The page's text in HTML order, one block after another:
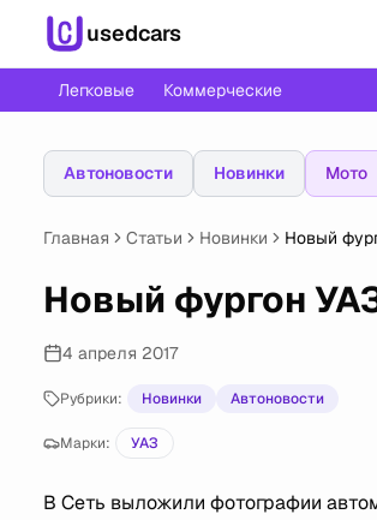
usedcars
Легковые Коммерческие
Автоновости Новинки Мото
Главная Статьи Новинки Новый
Новый фургон
4 апреля 2017
Рубрики: Новинки Автоновости
Марки: УАЗ
В Сеть выложили фотографии